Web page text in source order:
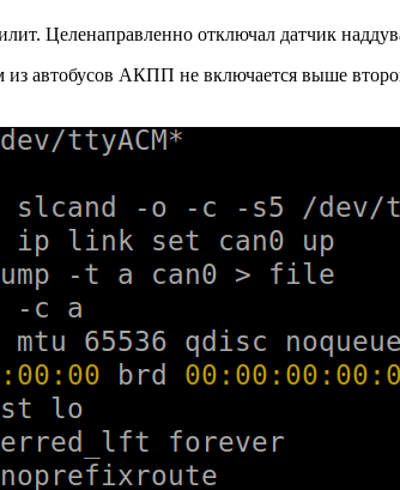
Целенаправленно отключал датчик
автобусов АКПП не включается выше